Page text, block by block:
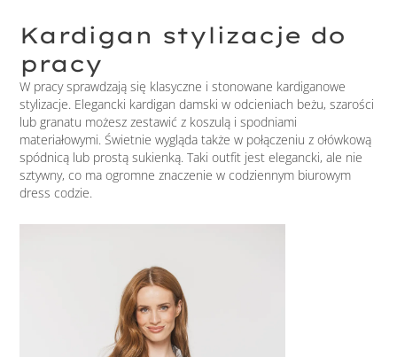
Kardigan stylizacje do
pracy
W pracy sprawdzają się klasyczne i stonowane kardiganowe
stylizacje. Elegancki kardigan damski w odcieniach beżu, szarości
lub granatu możesz zestawić z koszulą i spodniami
materiałowymi. Świetnie wygląda także w połączeniu z ołówkową
spódnicą lub prostą sukienką. Taki outfit jest elegancki, ale nie
sztywny, co ma ogromne znaczenie w codziennym biurowym
dress codzie.